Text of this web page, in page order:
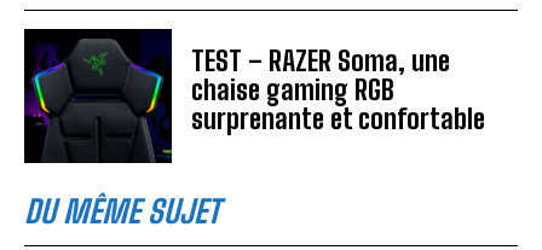
TEST – RAZER Soma, une
chaise gaming RGB
surprenante et confortable
DU MÊME SUJET